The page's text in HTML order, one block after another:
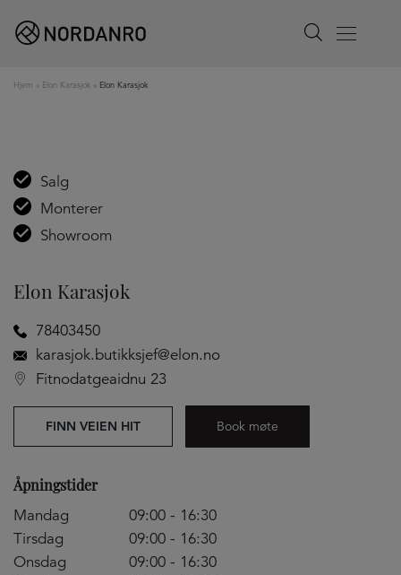
Search
Menu
Hjem » Elon Karasjok » Elon Karasjok
Salg
Monterer
Showroom
Elon Karasjok
78403450
karasjok.butikksjef@elon.no
Fitnodatgeaidnu 23
FINN VEIEN HIT Book møte
Åpningstider
Mandag
09:00 - 16:30
Tirsdag
09:00 - 16:30
Onsdag
09:00 - 16:30